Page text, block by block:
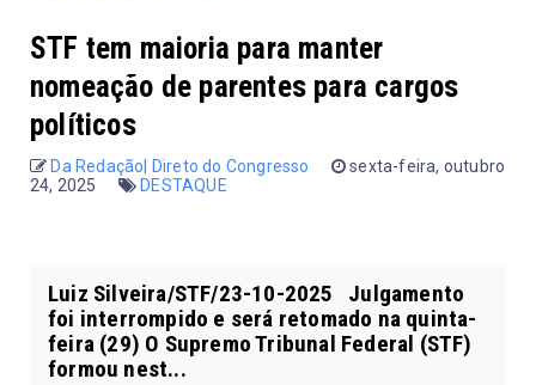
STF tem maioria para manter
nomeação de parentes para cargos
políticos
Da Redação| Direto do Congresso
sexta-feira, outubro
24, 2025
DESTAQUE
Luiz Silveira/STF/23-10-2025 Julgamento
foi interrompido e será retomado na quinta-
feira (29) O Supremo Tribunal Federal (STF)
formou nest...